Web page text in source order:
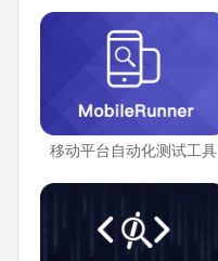
移动平台自动化测试工具